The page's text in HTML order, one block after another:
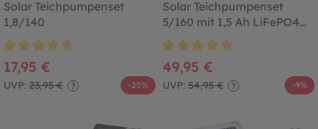
Solar Teichpumpenset
1,8/140
17,95 €
UVP: 23,95 € ? -25%
Solar Teichpumpenset
5/160 mit 1,5 Ah LiFePO4
Akkuspeicher
49,95 €
UVP: 54,95 € ? -9%